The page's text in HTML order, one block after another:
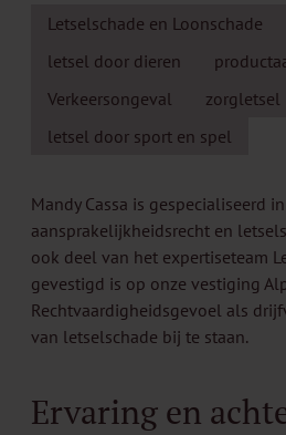
Letselschade en Loonschade
letsel door dieren
Verkeersongeval
zorgletsel
letsel door sport en spel
Mandy Cassa is gespecialiseerd in
aansprakelijkheidsrecht en
ook deel van het expertiseteam
gevestigd is op onze vestiging
Rechtvaardigheidsgevoel als
van letselschade bij te staan.
Ervaring en